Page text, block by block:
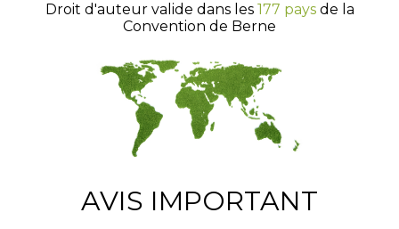
Droit d'auteur valide dans les 177 paysde la
Convention de Berne
AVIS IMPORTANT